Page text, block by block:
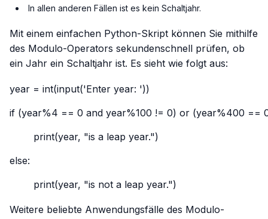
In allen anderen Fällen ist es kein Schaltjahr.
Mit einem einfachen Python-Skript können Sie mithilfe
des Modulo-Operators sekundenschnell prüfen, ob
ein Jahr ein Schaltjahr ist. Es sieht wie folgt aus:
year = int(input('Enter year: '))
if (year%4 == 0 and year%100 != 0) or (year%400 ==
else:
Weitere beliebte Anwendungsfälle des Modulo-